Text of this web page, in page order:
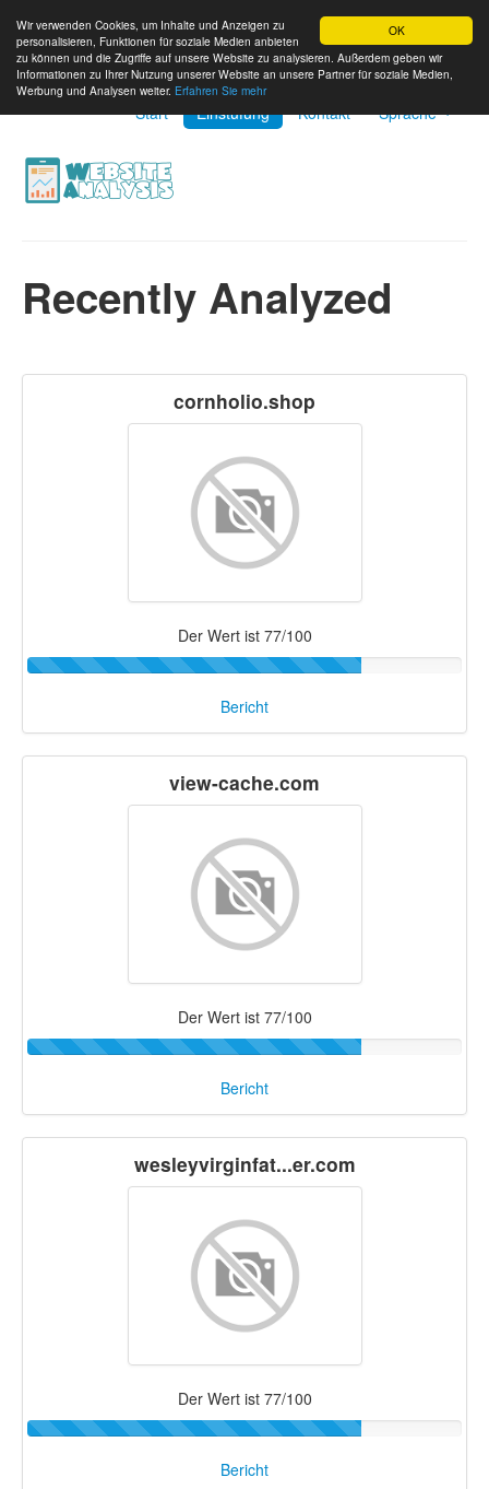
OK
Wir verwenden Cookies, um Inhalte und Anzeigen zu
personalisieren, Funktionen für soziale Medien anbieten
zu können und die Zugriffe auf unsere Website zu analysieren. Außerdem geben wir
Informationen zu Ihrer Nutzung unserer Website an unsere Partner für soziale Medien,
Werbung und Analysen weiter. Erfahren Sie mehr
Start Einstufung Kontakt Sprache
Recently Analyzed
cornholio.shop
Der Wert ist 77/100
Bericht
view-cache.com
Der Wert ist 77/100
Bericht
wesleyvirginfat...er.com
Der Wert ist 77/100
Bericht